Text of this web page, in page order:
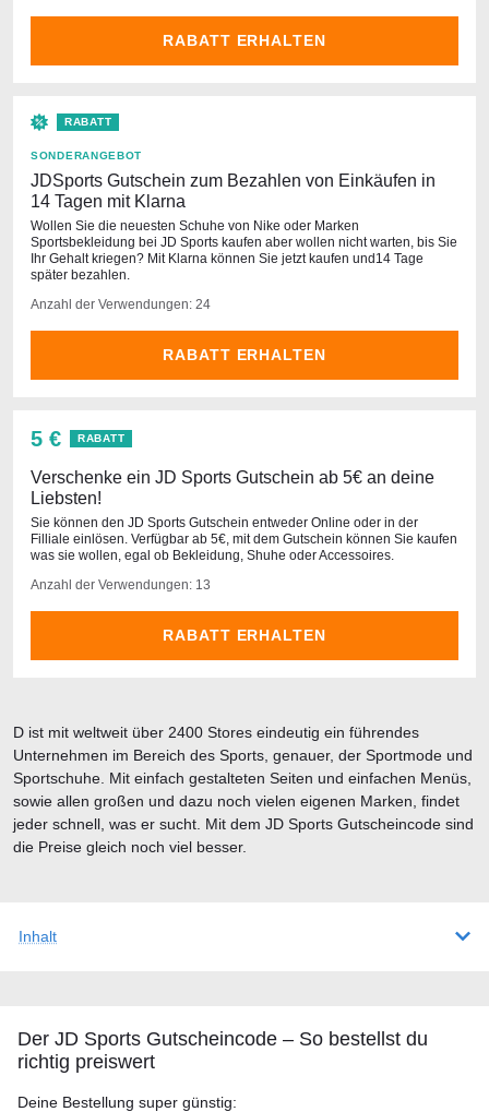
RABATT ERHALTEN
RABATT
SONDERANGEBOT
JDSports Gutschein zum Bezahlen von Einkäufen in
14 Tagen mit Klarna
Wollen Sie die neuesten Schuhe von Nike oder Marken
Sportsbekleidung bei JD Sports kaufen aber wollen nicht warten, bis Sie
Ihr Gehalt kriegen? Mit Klarna können Sie jetzt kaufen und14 Tage
später bezahlen.
Anzahl der Verwendungen: 24
RABATT ERHALTEN
5 € RABATT
Verschenke ein JD Sports Gutschein ab 5€ an deine
Liebsten!
Sie können den JD Sports Gutschein entweder Online oder in der
Filliale einlösen. Verfügbar ab 5€, mit dem Gutschein können Sie kaufen
was sie wollen, egal ob Bekleidung, Shuhe oder Accessoires.
Anzahl der Verwendungen: 13
RABATT ERHALTEN
Inhalt
Der JD Sports Gutscheincode – So bestellst du
richtig preiswert
Deine Bestellung super günstig:
D ist mit weltweit über 2400 Stores eindeutig ein führendes
Unternehmen im Bereich des Sports, genauer, der Sportmode und
Sportschuhe. Mit einfach gestalteten Seiten und einfachen Menüs,
sowie allen großen und dazu noch vielen eigenen Marken, findet
jeder schnell, was er sucht. Mit dem JD Sports Gutscheincode sind
die Preise gleich noch viel besser.